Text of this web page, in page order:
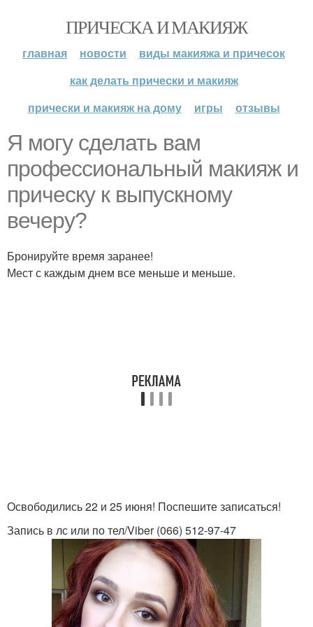
ПРИЧЕСКА И МАКИЯЖ
главная новости
виды макияжа и причесок
как делать прически и макияж
прически и макияж на дому
игры отзывы
Я могу сделать вам
профессиональный макияж и
прическу к выпускному
вечеру?
Бронируйте время заранее!
Мест с каждым днем все меньше и меньше.
Освободились 22 и 25 июня! Поспешите записаться!
Запись в лс или по тел/Viber (066) 512-97-47